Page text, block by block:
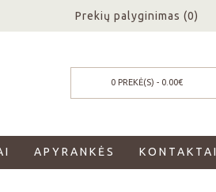
Prekių palyginimas (0)
0 PREKĖ(S) - 0.00€
APYRANKĖS KONTAKTAI